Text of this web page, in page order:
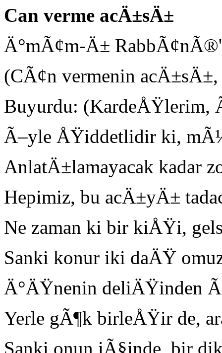
Can verme acÄ±sÄ±
Ä°mÃ¢m-Ä±
(CÃ¢n vermenin
Buyurdu:
Ã–yle ÅŸiddetlidir ki,
AnlatÄ±lamayacak kadar
Hepimiz, bu acÄ±yÄ±
Ne zaman ki bir kiÅŸi,
Sanki konur iki daÄŸ
Ä°ÄŸnenin deliÄŸinden
Yerle gÃ¶k birleÅŸir de,
Sanki onun iÃ§inde, bir